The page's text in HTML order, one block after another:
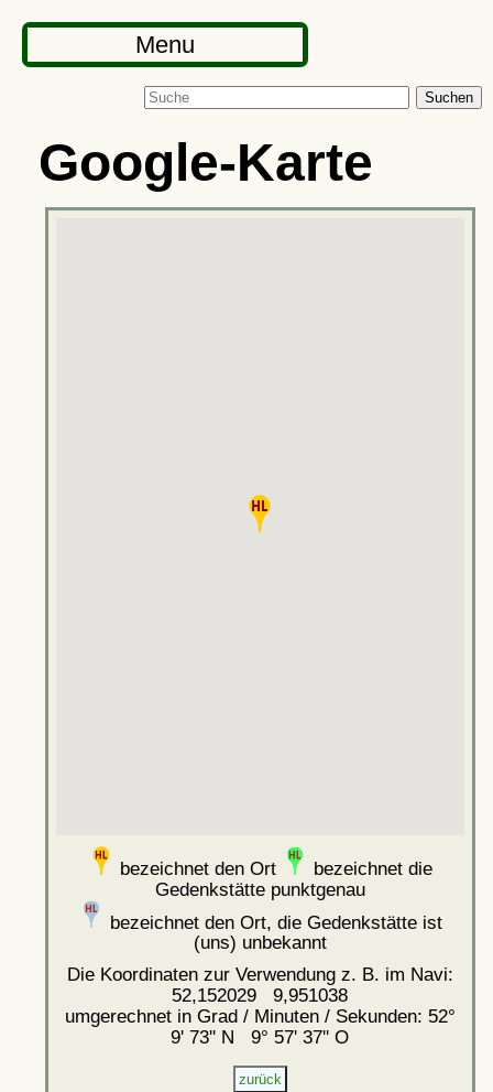
Menu
Suchen
Google-Karte
bezeichnet den Ort
bezeichnet die
Gedenkstätte punktgenau
bezeichnet den Ort, die Gedenkstätte ist
(uns) unbekannt
Die Koordinaten zur Verwendung z. B. im Navi:
52,152029 9,951038
umgerechnet in Grad / Minuten / Sekunden: 52°
9' 73'' N 9° 57' 37'' O